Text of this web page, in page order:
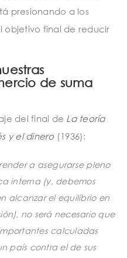
presionando a los
objetivo final de reducir
de suma
del final de La teoría
y el dinero (1936):
a asegurarse pleno
interna (y, debemos
alcanzar el equilibrio en
no será necesario que
calculadas
país contra el de sus